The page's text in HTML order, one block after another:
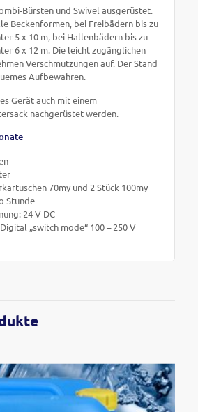
Bürsten und Swivel ausgerüstet.
Beckenformen, bei Freibädern bis zu
5 x 10 m, bei Hallenbädern bis zu
6 x 12 m. Die leicht zugänglichen
Verschmutzungen auf. Der Stand
Aufbewahren.
Gerät auch mit einem
nachgerüstet werden.
70my und 2 Stück 100my
Stunde
24 V DC
„switch mode“ 100 – 250 V